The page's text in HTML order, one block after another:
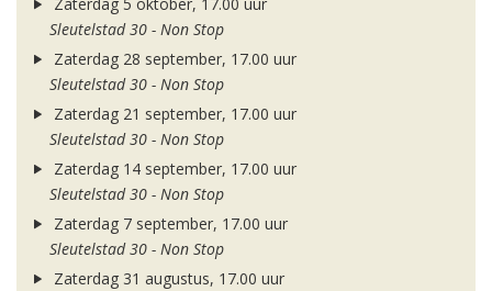
Zaterdag 5 oktober, 17.00 uur
Sleutelstad 30 - Non Stop
Zaterdag 28 september, 17.00 uur
Sleutelstad 30 - Non Stop
Zaterdag 21 september, 17.00 uur
Sleutelstad 30 - Non Stop
Zaterdag 14 september, 17.00 uur
Sleutelstad 30 - Non Stop
Zaterdag 7 september, 17.00 uur
Sleutelstad 30 - Non Stop
Zaterdag 31 augustus, 17.00 uur